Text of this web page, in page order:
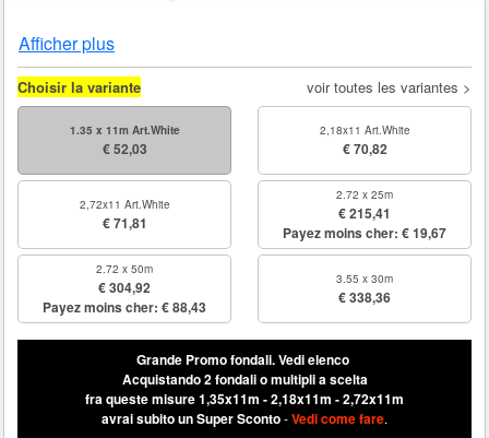
Afficher plus
Choisir la variante voir toutes les variantes >
1.35 x 11m Art.White
€ 52,03
2,18x11 Art.White
€ 70,82
2,72x11 Art.White
€ 71,81
2.72 x 25m
€ 215,41
Payez moins cher: € 19,67
2.72 x 50m
€ 304,92
Payez moins cher: € 88,43
3.55 x 30m
€ 338,36
Grande Promo fondali.Vedi elenco
Acquistando 2 fondali o multipli a scelta
fra queste misure 1,35x11m - 2,18x11m - 2,72x11m
avrai subito un Super Sconto-Vedi come fare.